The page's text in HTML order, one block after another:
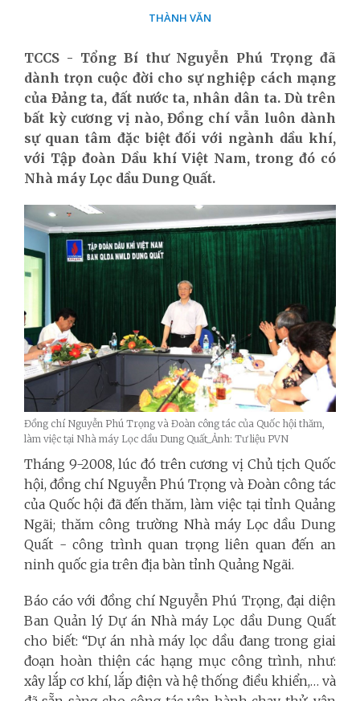
THÀNH VĂN
TCCS - Tổng Bí thư Nguyễn Phú Trọng đã
dành trọn cuộc đời cho sự nghiệp cách mạng
của Đảng ta, đất nước ta, nhân dân ta. Dù trên
bất kỳ cương vị nào, Đồng chí vẫn luôn dành
sự quan tâm đặc biệt đối với ngành dầu khí,
với Tập đoàn Dầu khí Việt Nam, trong đó có
Nhà máy Lọc dầu Dung Quất.
Đồng chí Nguyễn Phú Trọng và Đoàn công tác của Quốc hội thăm,
làm việc tại Nhà máy Lọc dầu Dung Quất_Ảnh: Tư liệu PVN
Tháng 9-2008, lúc đó trên cương vị Chủ tịch Quốc
hội, đồng chí Nguyễn Phú Trọng và Đoàn công tác
của Quốc hội đã đến thăm, làm việc tại tỉnh Quảng
Ngãi; thăm công trường Nhà máy Lọc dầu Dung
Quất - công trình quan trọng liên quan đến an
ninh quốc gia trên địa bàn tỉnh Quảng Ngãi.
Báo cáo với đồng chí Nguyễn Phú Trọng, đại diện
Ban Quản lý Dự án Nhà máy Lọc dầu Dung Quất
cho biết: “Dự án nhà máy lọc dầu đang trong giai
đoạn hoàn thiện các hạng mục công trình, như:
xây lắp cơ khí, lắp điện và hệ thống điều khiển,… và